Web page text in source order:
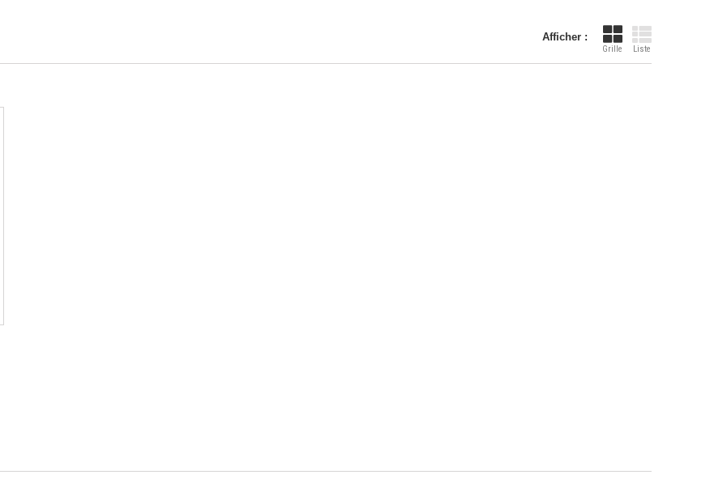
Afficher :
Grille Liste